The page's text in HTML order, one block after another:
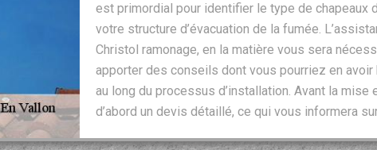
est primordial pour identifier le type de chapeaux
votre structure d’évacuation de la fumée.
Christol ramonage, en la matière vous sera
apporter des conseils dont vous pourriez en
au long du processus d’installation. Avant la
d’abord un devis détaillé, ce qui vous informera